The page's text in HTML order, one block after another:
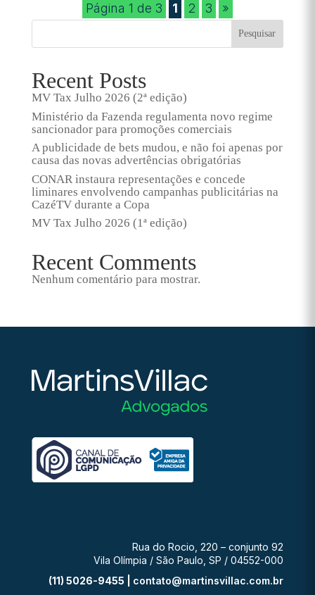
Página 1 de 3 1 2 3 »
Pesquisar
Recent Posts
MV Tax Julho 2026 (2ª edição)
Ministério da Fazenda regulamenta novo regime
sancionador para promoções comerciais
A publicidade de bets mudou, e não foi apenas por
causa das novas advertências obrigatórias
CONAR instaura representações e concede
liminares envolvendo campanhas publicitárias na
CazéTV durante a Copa
MV Tax Julho 2026 (1ª edição)
Recent Comments
Nenhum comentário para mostrar.
Rua do Rocio, 220 – conjunto 92
Vila Olímpia / São Paulo, SP / 04552-000
(11) 5026-9455 | contato@martinsvillac.com.br